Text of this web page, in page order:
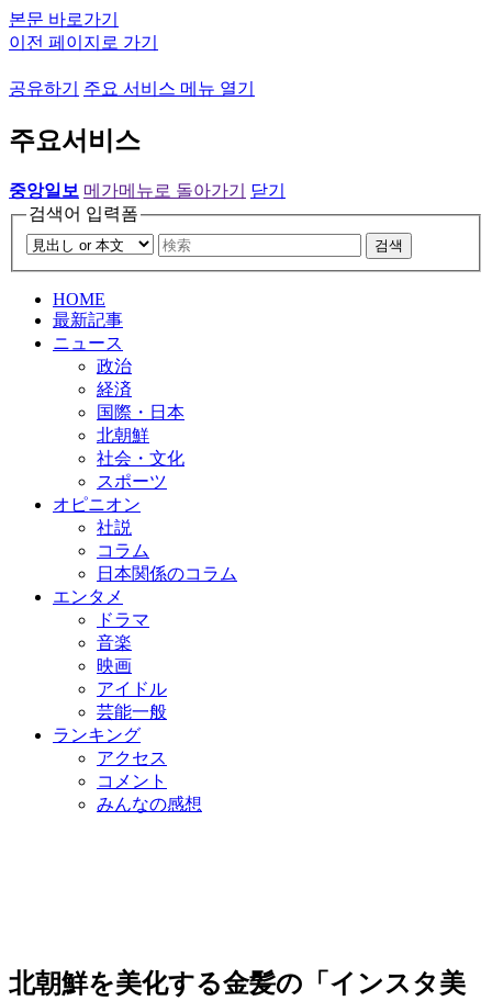
본문 바로가기
이전 페이지로 가기
공유하기 주요 서비스 메뉴 열기
주요서비스
중앙일보 메가메뉴로 돌아가기
닫기
검색어 입력폼
검색
HOME
最新記事
ニュース
政治
経済
国際・日本
北朝鮮
社会・文化
スポーツ
オピニオン
社説
コラム
日本関係のコラム
エンタメ
ドラマ
音楽
映画
アイドル
芸能一般
ランキング
アクセス
コメント
みんなの感想
北朝鮮を美化する金髪の「インスタ美